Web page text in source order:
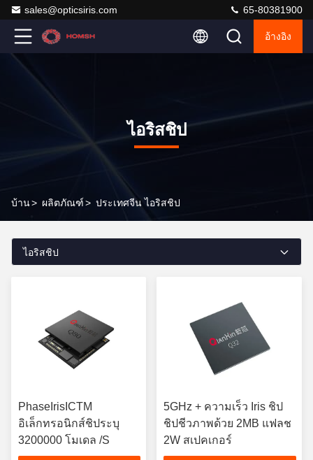
sales@opticsiris.com 65-80381900
อ้างอิง
ไอริสชิป
บ้าน> ผลิตภัณฑ์> ประเทศจีน ไอริสชิป
ไอริสชิป
PhaseIrisICTM
อิเล็กทรอนิกส์ชิประบุ
3200000 โมเดล /S
5GHz + ความเร็ว Iris ชิป
ชิปชีวภาพด้วย 2MB แฟลช
2W สเปคเกอร์